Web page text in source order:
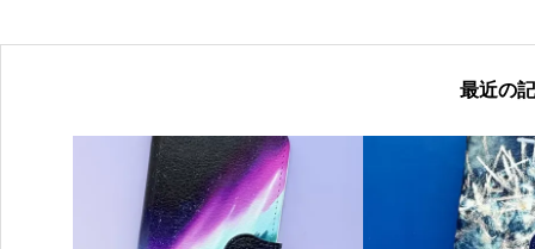
最近の